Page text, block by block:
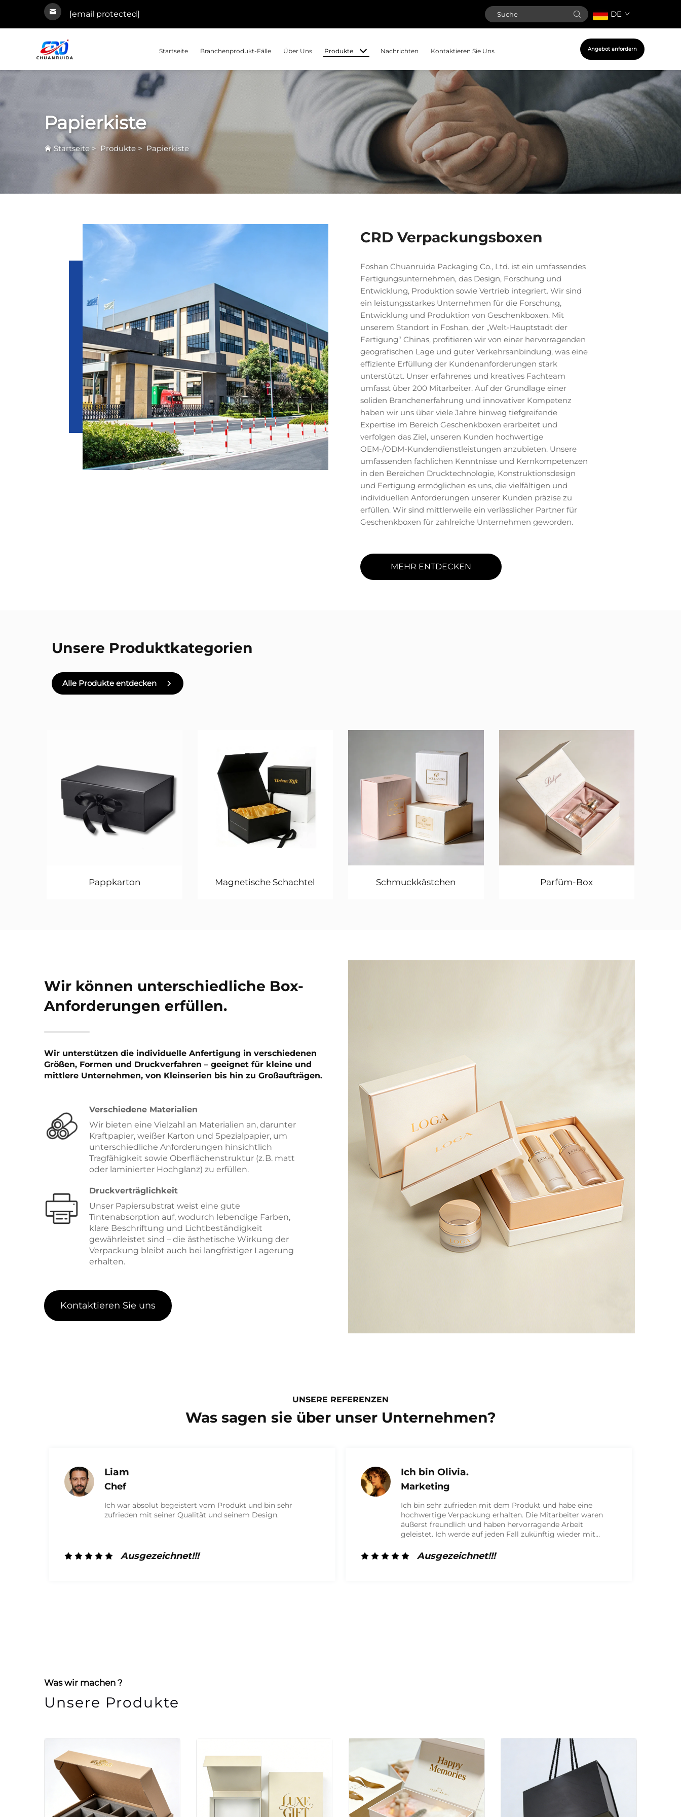
[email protected] DE
Startseite Branchenprodukt-Fälle Über Uns Produkte Nachrichten Kontaktieren Sie Uns Angebot anfordern
Papierkiste
Startseite> Produkte > Papierkiste
CRD Verpackungsboxen
Foshan Chuanruida Packaging Co., Ltd. ist ein umfassendes
Fertigungsunternehmen, das Design, Forschung und
Entwicklung, Produktion sowie Vertrieb integriert. Wir sind
ein leistungsstarkes Unternehmen für die Forschung,
Entwicklung und Produktion von Geschenkboxen. Mit
unserem Standort in Foshan, der „Welt-Hauptstadt der
Fertigung“ Chinas, profitieren wir von einer hervorragenden
geografischen Lage und guter Verkehrsanbindung, was eine
effiziente Erfüllung der Kundenanforderungen stark
unterstützt. Unser erfahrenes und kreatives Fachteam
umfasst über 200 Mitarbeiter. Auf der Grundlage einer
soliden Branchenerfahrung und innovativer Kompetenz
haben wir uns über viele Jahre hinweg tiefgreifende
Expertise im Bereich Geschenkboxen erarbeitet und
verfolgen das Ziel, unseren Kunden hochwertige
OEM-/ODM-Kundendienstleistungen anzubieten. Unsere
umfassenden fachlichen Kenntnisse und Kernkompetenzen
in den Bereichen Drucktechnologie, Konstruktionsdesign
und Fertigung ermöglichen es uns, die vielfältigen und
individuellen Anforderungen unserer Kunden präzise zu
erfüllen. Wir sind mittlerweile ein verlässlicher Partner für
Geschenkboxen für zahlreiche Unternehmen geworden.
MEHR ENTDECKEN
Unsere Produktkategorien
Alle Produkte entdecken
Pappkarton Magnetische Schachtel Schmuckkästchen Parfüm-Box
Wir können unterschiedliche Box-
Anforderungen erfüllen.
Wir unterstützen die individuelle Anfertigung in verschiedenen
Größen, Formen und Druckverfahren – geeignet für kleine und
mittlere Unternehmen, von Kleinserien bis hin zu Großaufträgen.
Verschiedene Materialien
Wir bieten eine Vielzahl an Materialien an, darunter
Kraftpapier, weißer Karton und Spezialpapier, um
unterschiedliche Anforderungen hinsichtlich
Tragfähigkeit sowie Oberflächenstruktur (z. B. matt
oder laminierter Hochglanz) zu erfüllen.
Druckverträglichkeit
Unser Papiersubstrat weist eine gute
Tintenabsorption auf, wodurch lebendige Farben,
klare Beschriftung und Lichtbeständigkeit
gewährleistet sind – die ästhetische Wirkung der
Verpackung bleibt auch bei langfristiger Lagerung
erhalten.
Kontaktieren Sie uns
UNSERE REFERENZEN
Was sagen sie über unser Unternehmen?
Ich bin sehr zufrieden mit dem Produkt und habe eine
hochwertige Verpackung erhalten. Die Mitarbeiter waren
Ausgezeichnet!!!
William
Hervorragende Druck- und Farbqualität der Box
Ausgezeichnet!!!
Was wir machen ?
Unsere Produkte